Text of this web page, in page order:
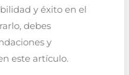
y éxito en el
debes
y
este artículo.